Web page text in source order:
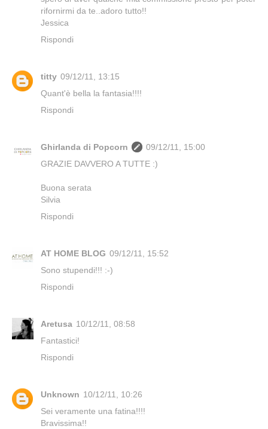
rifornirmi da te..adoro tutto!!
Jessica
Rispondi
titty 09/12/11, 13:15
Quant'è bella la fantasia!!!!
Rispondi
Ghirlanda di Popcorn
09/12/11, 15:00
GRAZIE DAVVERO A TUTTE :)
Buona serata
Silvia
Rispondi
AT HOME BLOG 09/12/11, 15:52
Sono stupendi!!! :-)
Rispondi
Aretusa 10/12/11, 08:58
Fantastici!
Rispondi
Unknown 10/12/11, 10:26
Sei veramente una fatina!!!!
Bravissima!!